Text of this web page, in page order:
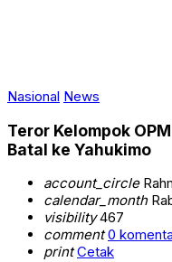
Nasional News
Teror Kelompok
Batal ke Yahukimo
account_circle
calendar_month
visibility467
comment 0
print Cetak